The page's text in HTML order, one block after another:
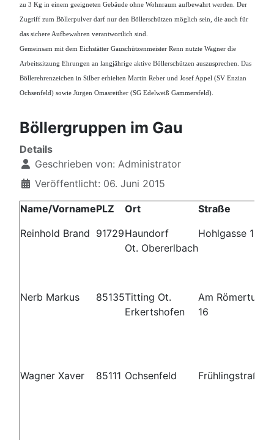
zu 3 Kg in einem geeigneten Gebäude ohne Wohnraum aufbewahrt werden. Der
Zugriff zum Böllerpulver darf nur den Böllerschützen möglich sein, die auch für
das sichere Aufbewahren verantwortlich sind.
Gemeinsam mit dem Eichstätter Gauschützenmeister Renn nutzte Wagner die
Arbeitssitzung Ehrungen an langjährige aktive Böllerschützen auszusprechen. Das
Böllerehrenzeichen in Silber erhielten Martin Reber und Josef Appel (SV Enzian
Ochsenfeld) sowie Jürgen Omasreither (SG Edelweiß Gammersfeld).
Böllergruppen im Gau
Details
Geschrieben von: Administrator
Veröffentlicht: 06. Juni 2015
Name/VornamePLZ Ort
Straße
Reinhold Brand 91729Haundorf
Ot. Obererlbach
Hohlgasse 18
Nerb Markus 85135Titting Ot.
Erkertshofen
Am Römerturm
16
Wagner Xaver 85111 Ochsenfeld Frühlingstraße